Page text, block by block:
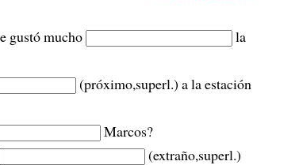
gustó mucho
la
(próximo,superl.) a la estación
Marcos?
(extraño,superl.)